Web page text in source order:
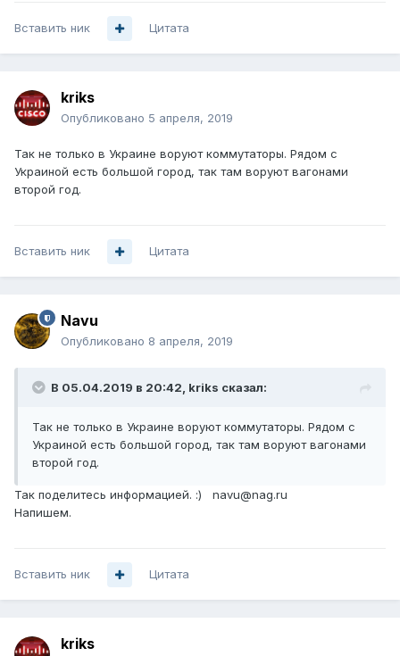
Вставить ник Цитата
kriks
Опубликовано 5 апреля, 2019
Так не только в Украине воруют коммутаторы. Рядом с
Украиной есть большой город, так там воруют вагонами
второй год.
Вставить ник Цитата
Navu
Опубликовано 8 апреля, 2019
В 05.04.2019 в 20:42, kriks сказал:
Так не только в Украине воруют коммутаторы. Рядом с
Украиной есть большой город, так там воруют вагонами
второй год.
Так поделитесь информацией. :) navu@nag.ru
Напишем.
Вставить ник Цитата
kriks